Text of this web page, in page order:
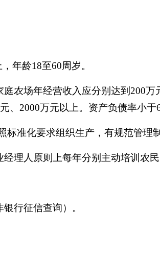
年龄18至60周岁。
农场年经营收入应分别达到200
2000万元以上。资产负债率小于
准化要求组织生产，有规范管理
理人原则上每年分别主动培训农民
行征信查询）。